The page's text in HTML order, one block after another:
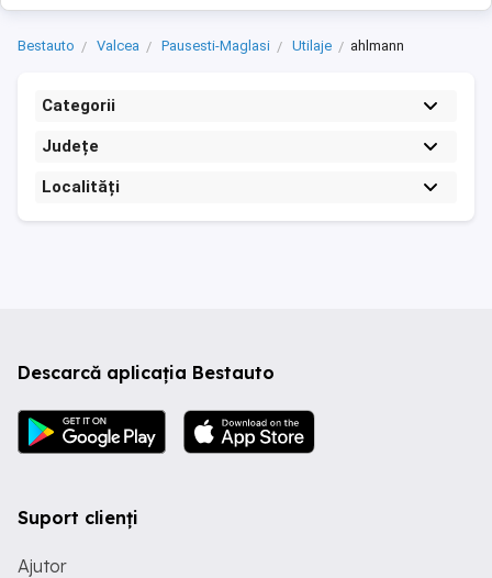
Bestauto Valcea Pausesti-Maglasi Utilaje ahlmann
Categorii
Județe
Localități
Descarcă aplicația Bestauto
Suport clienți
Ajutor